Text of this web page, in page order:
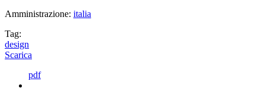
Amministrazione: italia
Tag:
design
Scarica
pdf